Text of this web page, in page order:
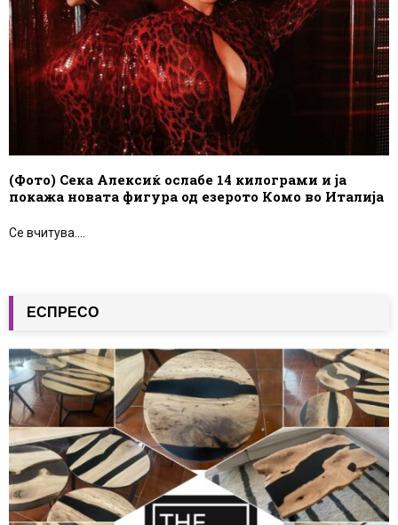
(Фото) Сека Алексиќ ослабе 14 килограми и ја
покажа новата фигура од езерото Комо во Италија
Се вчитува....
ЕСПРЕСО